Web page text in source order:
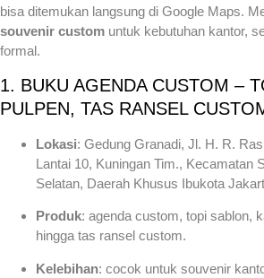
bisa ditemukan langsung di Google Maps.
souvenir custom untuk kebutuhan kantor,
formal.
1. BUKU AGENDA CUSTOM –
PULPEN, TAS RANSEL
Lokasi: Gedung Granadi, Jl. H. R.
Lantai 10, Kuningan Tim., Kecamatan
Selatan, Daerah Khusus Ibukota
Produk: agenda custom, topi sablon,
hingga tas ransel custom.
Kelebihan: cocok untuk souvenir